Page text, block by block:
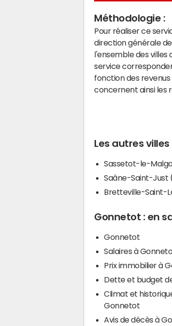
Méthodologie :
Pour réaliser ce
direction générale
l'ensemble des villes
service
fonction des
concernent ainsi les
Les autres
Sassetot-le-
Saâne-Saint-Just
Bretteville-Saint-
Gonnetot : en
Gonnetot
Salaires à
Prix immobilier à
Dette et budget
Climat et
Gonnetot
Avis de décès à